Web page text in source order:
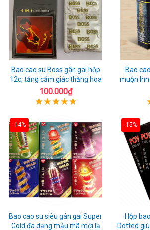
Bao cao su Boss gân gai hộp
12c, tăng cảm giác thăng hoa
100.000₫
Bao
muộn
-14%
Bao cao su siêu gân gai Super
Gold đa dạng mẫu mã mới lạ
-15%
Hộp
Dotted